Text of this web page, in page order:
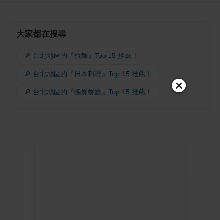
大家都在搜尋
🔎 台北地區的『拉麵』Top 15 推薦！
🔎 台北地區的『日本料理』Top 15 推薦！
🔎 台北地區的『晚餐餐廳』Top 15 推薦！